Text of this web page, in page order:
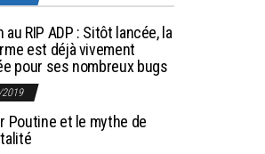
au RIP ADP : Sitôt lancée, la
est déjà vivement
pour ses nombreux bugs
2019
Poutine et le mythe de